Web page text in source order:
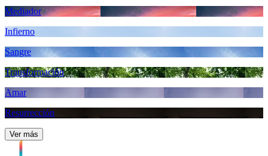
Mediador
Infierno
Sangre
Transformación
Amar
Resurrección
Ver más